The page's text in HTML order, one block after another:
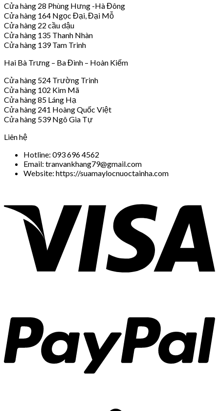
Cửa hàng 28 Phùng Hưng -Hà Đông
Cửa hàng 164 Ngọc Đại, Đại Mỗ
Cửa hàng 22 cầu dậu
Cửa hàng 135 Thanh Nhàn
Cửa hàng 139 Tam Trinh
Hai Bà Trưng – Ba Đình – Hoàn Kiếm
Cửa hàng 524 Trường Trinh
Cửa hàng 102 Kim Mã
Cửa hàng 85 Láng Hạ
Cửa hàng 241 Hoàng Quốc Việt
Cửa hàng 539 Ngô Gia Tự
Liên hệ
Hotline: 093 696 4562
Email: tranvankhang79@gmail.com
Website: https://suamaylocnuoctainha.com